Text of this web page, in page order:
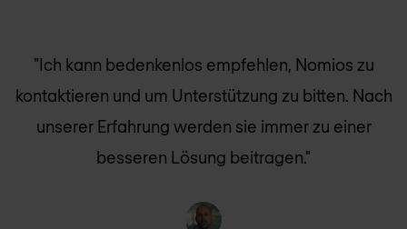
"Ich kann bedenkenlos empfehlen, Nomios zu
kontaktieren und um Unterstützung zu bitten. Nach
unserer Erfahrung werden sie immer zu einer
besseren Lösung beitragen."